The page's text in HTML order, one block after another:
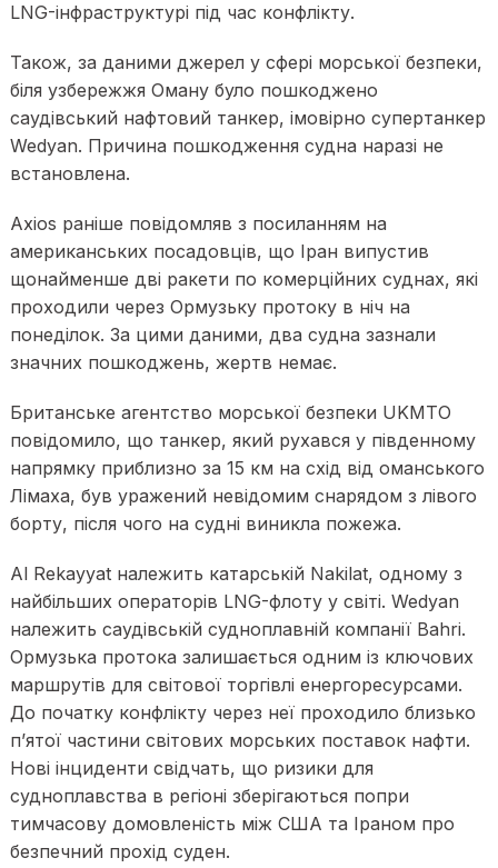
LNG-інфраструктурі під час конфлікту.
Також, за даними джерел у сфері морської безпеки,
біля узбережжя Оману було пошкоджено
саудівський нафтовий танкер, імовірно супертанкер
Wedyan. Причина пошкодження судна наразі не
встановлена.
Axios раніше повідомляв з посиланням на
американських посадовців, що Іран випустив
щонайменше дві ракети по комерційних суднах, які
проходили через Ормузьку протоку в ніч на
понеділок. За цими даними, два судна зазнали
значних пошкоджень, жертв немає.
Британське агентство морської безпеки UKMTO
повідомило, що танкер, який рухався у південному
напрямку приблизно за 15 км на схід від оманського
Лімаха, був уражений невідомим снарядом з лівого
борту, після чого на судні виникла пожежа.
Al Rekayyat належить катарській Nakilat, одному з
найбільших операторів LNG-флоту у світі. Wedyan
належить саудівській судноплавній компанії Bahri.
Ормузька протока залишається одним із ключових
маршрутів для світової торгівлі енергоресурсами.
До початку конфлікту через неї проходило близько
п’ятої частини світових морських поставок нафти.
Нові інциденти свідчать, що ризики для
судноплавства в регіоні зберігаються попри
тимчасову домовленість між США та Іраном про
безпечний прохід суден.